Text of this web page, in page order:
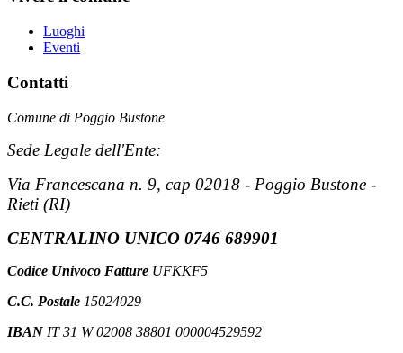
Luoghi
Eventi
Contatti
Comune di Poggio Bustone
Sede Legale dell'Ente:
Via Francescana n. 9, cap 02018 - Poggio Bustone -
Rieti (RI)
CENTRALINO UNICO 0746 689901
Codice Univoco Fatture UFKKF5
C.C. Postale 15024029
IBAN IT 31 W 02008 38801 000004529592